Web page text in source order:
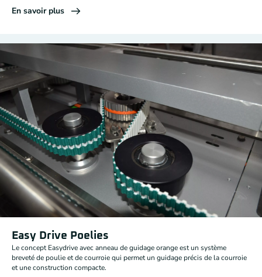
En savoir plus
Easy Drive Poelies
Le concept Easydrive avec anneau de guidage orange est un système
breveté de poulie et de courroie qui permet un guidage précis de la courroie
et une construction compacte.